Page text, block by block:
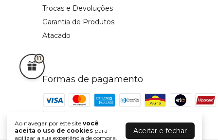
Ao navegar por este site você
aceita o uso de cookies para
agilizar a sua experiência de compra.
Aceitar e fechar
Trocas e Devoluções
Garantia de Produtos
Atacado
Formas de pagamento
11